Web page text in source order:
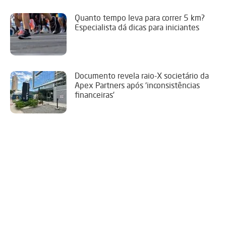
Quanto tempo leva para correr 5 km?
Especialista dá dicas para iniciantes
Documento revela raio-X societário da
Apex Partners após ‘inconsistências
financeiras’